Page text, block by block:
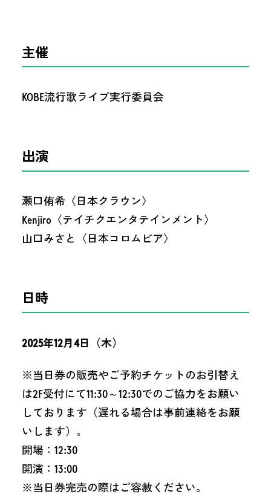
主催
KOBE流行歌ライブ実行委員会
出演
瀬口侑希〈日本クラウン〉
Kenjiro〈テイチクエンタテインメント〉
山口みさと〈日本コロムビア〉
日時
2025年12月4日（木）
※当日券の販売やご予約チケットのお引替え
は2F受付にて11:30～12:30でのご協力をお願い
しております（遅れる場合は事前連絡をお願
いします）。
開場：12:30
開演：13:00
※当日券完売の際はご容赦ください。